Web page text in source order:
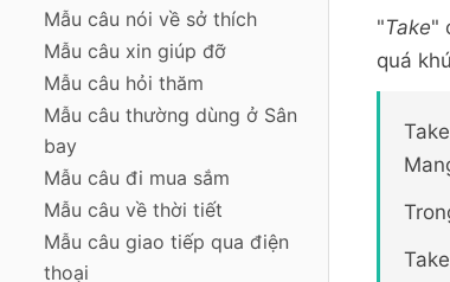
Mẫu câu nói về sở thích
Mẫu câu xin giúp đỡ
Mẫu câu hỏi thăm
Mẫu câu thường dùng ở Sân
bay
Mẫu câu đi mua sắm
Mẫu câu về thời tiết
Mẫu câu giao tiếp qua điện
thoại
"Take"
quá